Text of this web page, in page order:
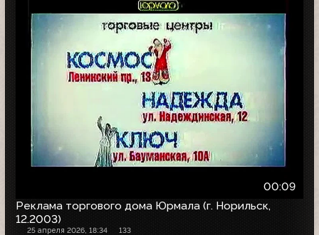
00:09
Реклама торгового дома Юрмала (г. Норильск,
12.2003)
25 апреля 2026, 18:34 133